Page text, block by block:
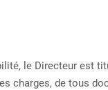
le Directeur est
charges, de tous